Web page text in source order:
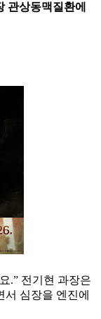
관상동맥질환에
.” 전기현 과장은
심장을 엔진에